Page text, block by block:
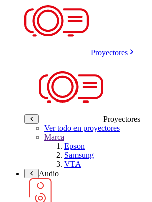
Proyectores
Proyectores
Ver todo en proyectores
Marca
Epson
Samsung
VTA
Audio